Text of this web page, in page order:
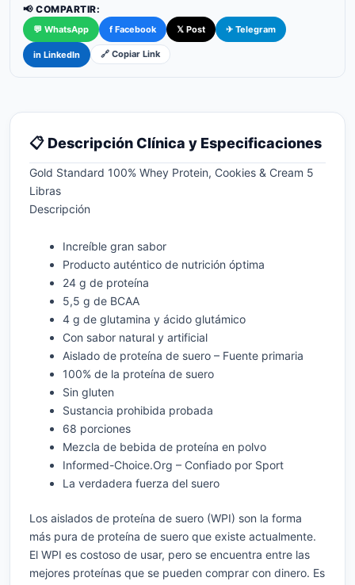
📢 COMPARTIR:
💬 WhatsApp f Facebook 𝕏 Post ✈ Telegram
in LinkedIn 🔗 Copiar Link
📋 Descripción Clínica y Especificaciones
Gold Standard 100% Whey Protein, Cookies & Cream 5
Libras
Descripción
Increíble gran sabor
Producto auténtico de nutrición óptima
24 g de proteína
5,5 g de BCAA
4 g de glutamina y ácido glutámico
Con sabor natural y artificial
Aislado de proteína de suero – Fuente primaria
100% de la proteína de suero
Sin gluten
Sustancia prohibida probada
68 porciones
Mezcla de bebida de proteína en polvo
Informed-Choice.Org – Confiado por Sport
La verdadera fuerza del suero
Los aislados de proteína de suero (WPI) son la forma
más pura de proteína de suero que existe actualmente.
El WPI es costoso de usar, pero se encuentra entre las
mejores proteínas que se pueden comprar con dinero. Es